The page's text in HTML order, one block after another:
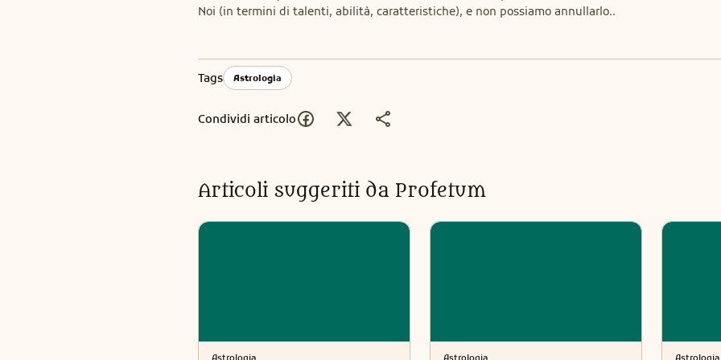
Noi (in termini di talenti, abilità, caratteristiche), e non possiamo annullarlo..
Tags Astrologia
Condividi articolo
Articoli suggeriti da Profetum
Astrologia Astrologia Astrologia